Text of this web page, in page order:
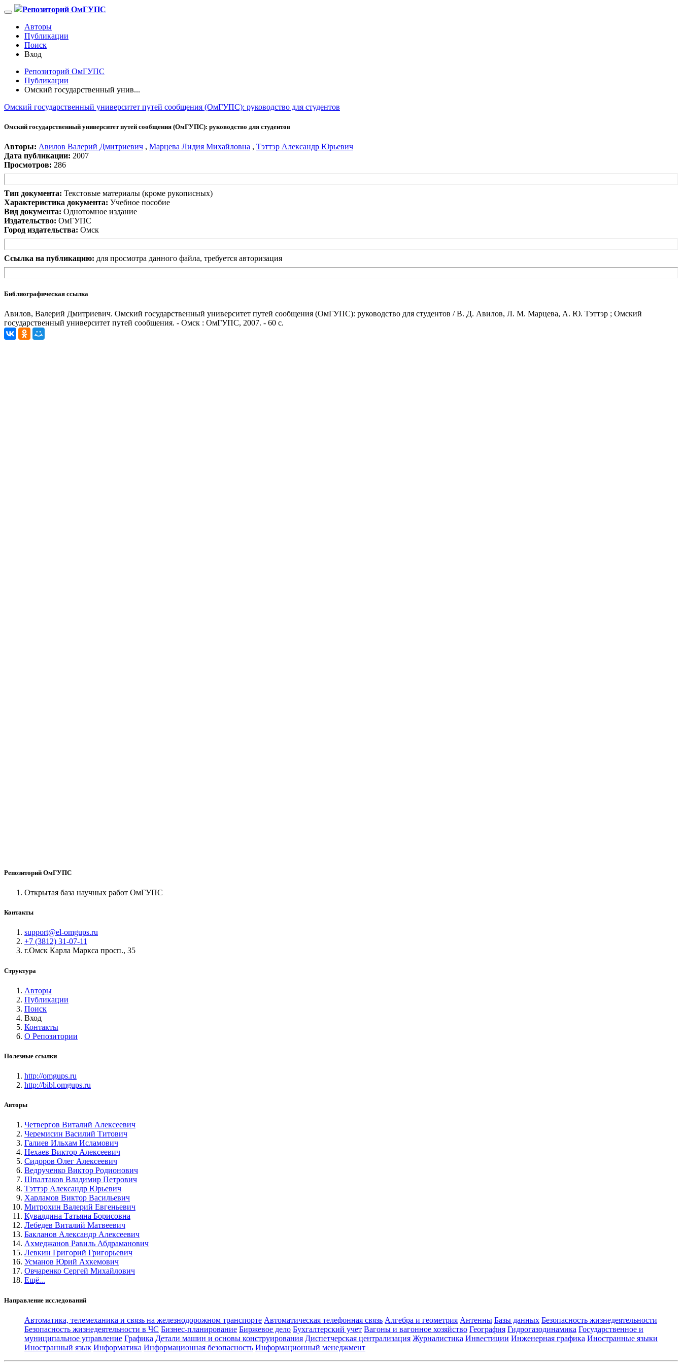
Репозиторий ОмГУПС
Авторы
Публикации
Поиск
Вход
Репозиторий ОмГУПС
Публикации
Омский государственный унив...
Омский государственный университет путей сообщения (ОмГУПС): руководство для студентов
Омский государственный университет путей сообщения (ОмГУПС): руководство для студентов
Авторы: Авилов Валерий Дмитриевич , Марцева Лидия Михайловна , Тэттэр Александр Юрьевич
Дата публикации: 2007
Просмотров: 286
Тип документа: Текстовые материалы (кроме рукописных)
Характеристика документа: Учебное пособие
Вид документа: Однотомное издание
Издательство: ОмГУПС
Город издательства: Омск
Ссылка на публикацию: для просмотра данного файла, требуется авторизация
Библиографическая ссылка
Авилов, Валерий Дмитриевич. Омский государственный университет путей сообщения (ОмГУПС): руководство для студентов / В. Д. Авилов, Л. М. Марцева, А. Ю. Тэттэр ; Омский
государственный университет путей сообщения. - Омск : ОмГУПС, 2007. - 60 с.
Репозиторий ОмГУПС
Открытая база научных работ ОмГУПС
Контакты
support@el-omgups.ru
+7 (3812) 31-07-11
г.Омск Карла Маркса просп., 35
Структура
Авторы
Публикации
Поиск
Вход
Контакты
О Репозитории
Полезные ссылки
http://omgups.ru
http://bibl.omgups.ru
Авторы
Четвергов Виталий Алексеевич
Черемисин Василий Титович
Галиев Ильхам Исламович
Нехаев Виктор Алексеевич
Сидоров Олег Алексеевич
Ведрученко Виктор Родионович
Шпалтаков Владимир Петрович
Тэттэр Александр Юрьевич
Харламов Виктор Васильевич
Митрохин Валерий Евгеньевич
Кувалдина Татьяна Борисовна
Лебедев Виталий Матвеевич
Бакланов Александр Алексеевич
Ахмеджанов Равиль Абдраманович
Левкин Григорий Григорьевич
Усманов Юрий Ахкемович
Овчаренко Сергей Михайлович
Ещё...
Направление исследований
Автоматика, телемеханика и связь на железнодорожном транспорте Автоматическая телефонная связь Алгебра и геометрия Антенны Базы данных Безопасность жизнедеятельности
Безопасность жизнедеятельности в ЧС Бизнес-планирование Биржевое дело Бухгалтерский учет Вагоны и вагонное хозяйство География Гидрогазодинамика Государственное и
муниципальное управление Графика Детали машин и основы конструирования Диспетчерская централизация Журналистика Инвестиции Инженерная графика Иностранные языки
Иностранный язык Информатика Информационная безопасность Информационный менеджмент